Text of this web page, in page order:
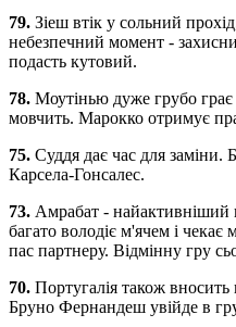
79. Зіеш втік у сольний
небезпечний момент -
подасть кутовий.
78. Моутінью дуже грубо грає
мовчить. Марокко отримує
75. Суддя дає час для заміни.
Карсела-Гонсалес.
73. Амрабат - найактивніший
багато володіє м'ячем і
пас партнеру. Відмінну гру
70. Португалія також
Бруно Фернандеш увійде в